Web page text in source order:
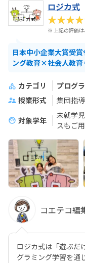
ロジカ式
※ 上記の評価は
日本中小企業大賞受
ング教育×社会人教
カテゴリ
プログ
授業形式
集団指導
対象学年
未就学
スもご
コエテコ編
ロジカ式は「遊ぶだ
グラミング学習を通